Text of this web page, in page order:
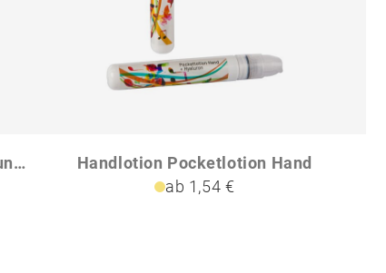
GUAPAS NormalVergrößerungsspiegel
Handlotion Pocketlotion Hand
ab 1,54 €